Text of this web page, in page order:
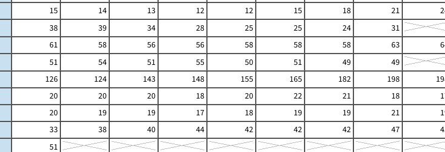
15 14 13 12 12 15 18 21
38 39 34 28 25 25 24
31
61 58 56 56 58 58 58 63
51 54 51 55 50 51 49
49
126 124 143 148 155 165 182 198
20 20 20 18 20 22 21 18
20 19 19 17 18 19 19 21
33 38 40 44 42 42 42 47
51